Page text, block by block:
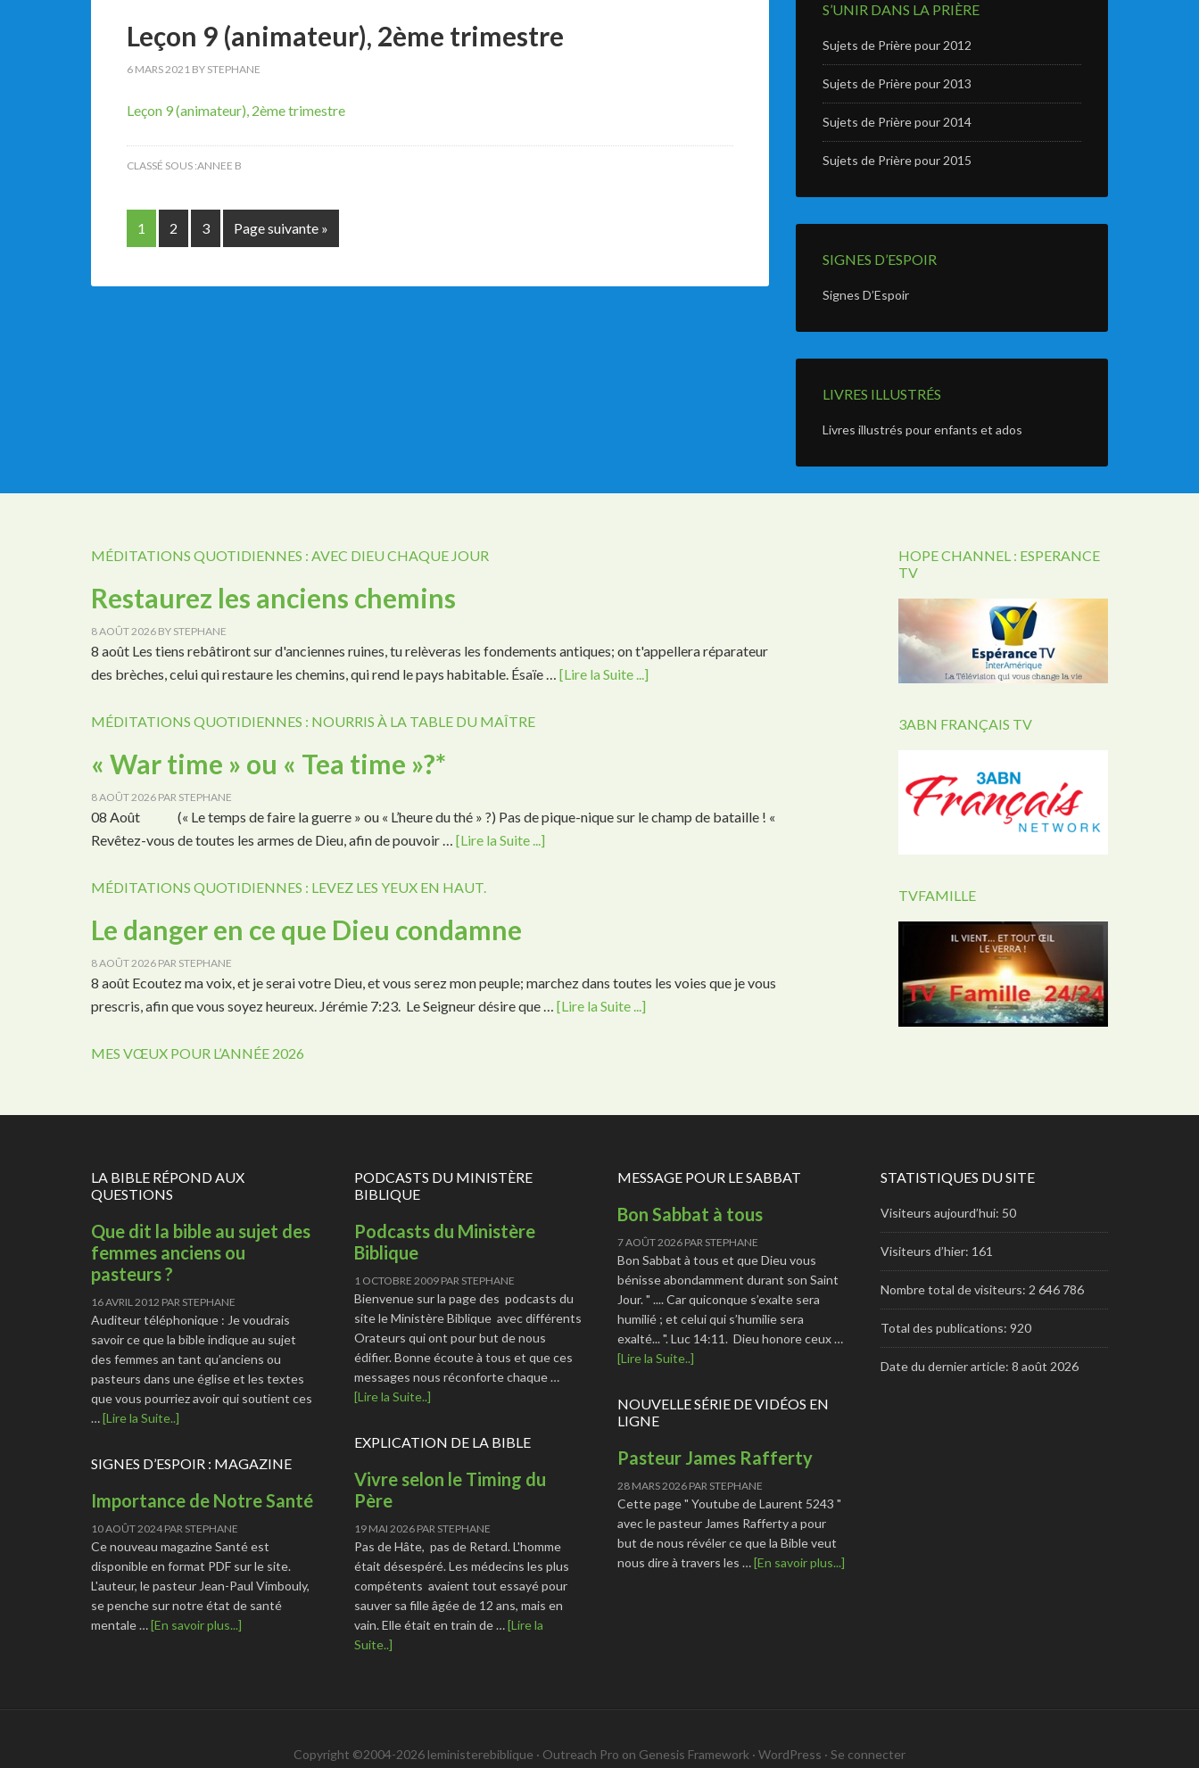
Leçon 9 (animateur), 2ème trimestre
6 MARS 2021 BY STEPHANE
Leçon 9 (animateur), 2ème trimestre
CLASSÉ SOUS :ANNEE B
1 2 3 Page suivante »
S’UNIR DANS LA PRIÈRE
Sujets de Prière pour 2012
Sujets de Prière pour 2013
Sujets de Prière pour 2014
Sujets de Prière pour 2015
SIGNES D’ESPOIR
Signes D’Espoir
LIVRES ILLUSTRÉS
Livres illustrés pour enfants et ados
MÉDITATIONS QUOTIDIENNES : AVEC DIEU CHAQUE JOUR
Restaurez les anciens chemins
8 AOÛT 2026 BY STEPHANE
8 août Les tiens rebâtiront sur d'anciennes ruines, tu relèveras les fondements antiques; on t'appellera réparateur
des brèches, celui qui restaure les chemins, qui rend le pays habitable. Ésaïe … [Lire la Suite ...]
MÉDITATIONS QUOTIDIENNES : NOURRIS À LA TABLE DU MAÎTRE
« War time » ou « Tea time »?*
8 AOÛT 2026 PAR STEPHANE
08 Août (« Le temps de faire la guerre » ou « L’heure du thé » ?) Pas de pique-nique sur le champ de bataille ! «
Revêtez-vous de toutes les armes de Dieu, afin de pouvoir … [Lire la Suite ...]
MÉDITATIONS QUOTIDIENNES : LEVEZ LES YEUX EN HAUT.
Le danger en ce que Dieu condamne
8 AOÛT 2026 PAR STEPHANE
8 août Ecoutez ma voix, et je serai votre Dieu, et vous serez mon peuple; marchez dans toutes les voies que je vous
prescris, afin que vous soyez heureux. Jérémie 7:23. Le Seigneur désire que … [Lire la Suite ...]
MES VŒUX POUR L’ANNÉE 2026
HOPE CHANNEL : ESPERANCE
TV
3ABN FRANÇAIS TV
TVFAMILLE
LA BIBLE RÉPOND AUX
QUESTIONS
Que dit la bible au sujet des
femmes anciens ou
pasteurs ?
16 AVRIL 2012 PAR STEPHANE
Auditeur téléphonique : Je voudrais
savoir ce que la bible indique au sujet
des femmes an tant qu’anciens ou
pasteurs dans une église et les textes
que vous pourriez avoir qui soutient ces
…[Lire la Suite..]
SIGNES D’ESPOIR : MAGAZINE
Importance de Notre Santé
10 AOÛT 2024PAR STEPHANE
Ce nouveau magazine Santé est
disponible en format PDF sur le site.
L'auteur, le pasteur Jean-Paul Vimbouly,
se penche sur notre état de santé
mentale …[En savoir plus...]
PODCASTS DU MINISTÈRE
BIBLIQUE
Podcasts du Ministère
Biblique
1 OCTOBRE 2009 PAR STEPHANE
Bienvenue sur la page des podcasts du
site le Ministère Biblique avec différents
Orateurs qui ont pour but de nous
édifier. Bonne écoute à tous et que ces
messages nous réconforte chaque …
[Lire la Suite..]
EXPLICATION DE LA BIBLE
Vivre selon le Timing du
Père
19 MAI 2026 PAR STEPHANE
Pas de Hâte, pas de Retard. L'homme
était désespéré. Les médecins les plus
compétents avaient tout essayé pour
sauver sa fille âgée de 12 ans, mais en
vain. Elle était en train de …[Lire la
Suite..]
MESSAGE POUR LE SABBAT
Bon Sabbat à tous
7 AOÛT 2026 PAR STEPHANE
Bon Sabbat à tous et que Dieu vous
bénisse abondamment durant son Saint
Jour. " .... Car quiconque s’exalte sera
humilié ; et celui qui s’humilie sera
exalté... ". Luc 14:11. Dieu honore ceux …
[Lire la Suite..]
NOUVELLE SÉRIE DE VIDÉOS EN
LIGNE
Pasteur James Rafferty
28 MARS 2026 PAR STEPHANE
Cette page " Youtube de Laurent 5243 "
avec le pasteur James Rafferty a pour
but de nous révéler ce que la Bible veut
nous dire à travers les …[En savoir plus...]
STATISTIQUES DU SITE
Visiteurs aujourd’hui: 50
Visiteurs d’hier: 161
Nombre total de visiteurs: 2 646 786
Total des publications: 920
Date du dernier article: 8 août 2026
Copyright ©2004-2026 leministerebiblique · Outreach Pro on Genesis Framework · WordPress · Se connecter